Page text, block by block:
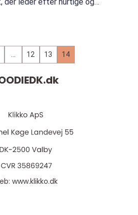
12 13 14
dk
www.klikko.dk